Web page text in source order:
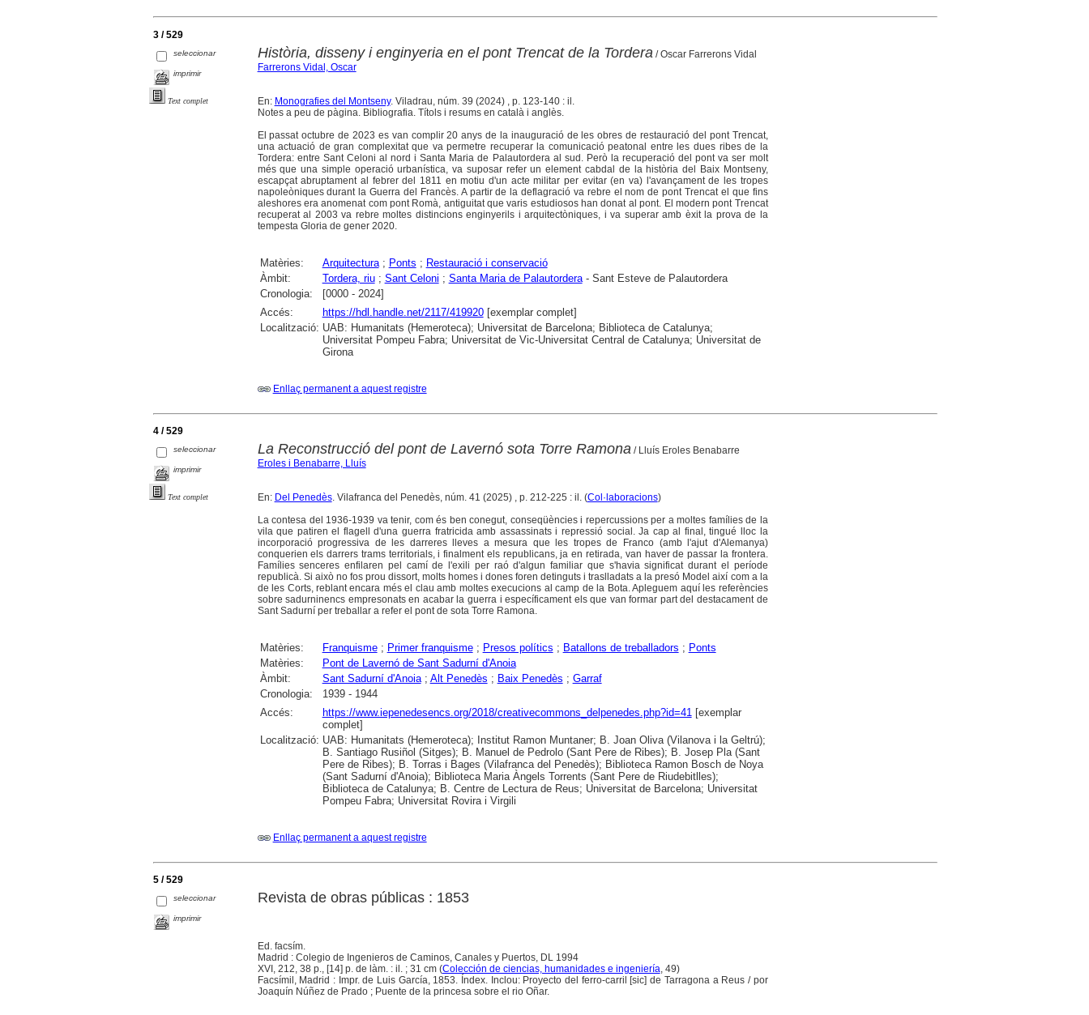
3 / 529
seleccionar
imprimir
Text complet
Història, disseny i enginyeria en el pont Trencat de la Tordera/ Oscar Farrerons Vidal
Farrerons Vidal, Oscar
En: Monografies del Montseny. Viladrau, núm. 39 (2024) , p. 123-140 : il.
Notes a peu de pàgina. Bibliografia. Títols i resums en català i anglès.
El passat octubre de 2023 es van complir 20 anys de la inauguració de les obres de restauració del pont Trencat,
una actuació de gran complexitat que va permetre recuperar la comunicació peatonal entre les dues ribes de la
Tordera: entre Sant Celoni al nord i Santa Maria de Palautordera al sud. Però la recuperació del pont va ser molt
més que una simple operació urbanística, va suposar refer un element cabdal de la història del Baix Montseny,
escapçat abruptament al febrer del 1811 en motiu d'un acte militar per evitar (en va) l'avançament de les tropes
napoleòniques durant la Guerra del Francès. A partir de la deflagració va rebre el nom de pont Trencat el que fins
aleshores era anomenat com pont Romà, antiguitat que varis estudiosos han donat al pont. El modern pont Trencat
recuperat al 2003 va rebre moltes distincions enginyerils i arquitectòniques, i va superar amb èxit la prova de la
tempesta Gloria de gener 2020.
Matèries: Arquitectura; Ponts ; Restauració i conservació
Àmbit:
Tordera, riu; Sant Celoni ; Santa Maria de Palautordera- Sant Esteve de Palautordera
Cronologia:
[0000 - 2024]
Accés:
https://hdl.handle.net/2117/419920[exemplar complet]
Localització: UAB: Humanitats (Hemeroteca); Universitat de Barcelona; Biblioteca de Catalunya;
Universitat Pompeu Fabra; Universitat de Vic-Universitat Central de Catalunya; Universitat de
Girona
Enllaç permanent a aquest registre
4 / 529
seleccionar
imprimir
Text complet
La Reconstrucció del pont de Lavernó sota Torre Ramona/ Lluís Eroles Benabarre
Eroles i Benabarre, Lluís
En: Del Penedès. Vilafranca del Penedès, núm. 41 (2025) , p. 212-225 : il. (Col·laboracions)
La contesa del 1936-1939 va tenir, com és ben conegut, conseqüències i repercussions per a moltes famílies de la
vila que patiren el flagell d'una guerra fratricida amb assassinats i repressió social. Ja cap al final, tingué lloc la
incorporació progressiva de les darreres lleves a mesura que les tropes de Franco (amb l'ajut d'Alemanya)
conquerien els darrers trams territorials, i finalment els republicans, ja en retirada, van haver de passar la frontera.
Famílies senceres enfilaren pel camí de l'exili per raó d'algun familiar que s'havia significat durant el període
republicà. Si això no fos prou dissort, molts homes i dones foren detinguts i traslladats a la presó Model així com a la
de les Corts, reblant encara més el clau amb moltes execucions al camp de la Bota. Apleguem aquí les referències
sobre sadurninencs empresonats en acabar la guerra i específicament els que van formar part del destacament de
Sant Sadurní per treballar a refer el pont de sota Torre Ramona.
Matèries: Franquisme; Primer franquisme; Presos polítics ; Batallons de treballadors ; Ponts
Matèries:
Pont de Lavernó de Sant Sadurní d'Anoia
Àmbit:
Sant Sadurní d'Anoia; Alt Penedès ; Baix Penedès ; Garraf
Cronologia:
1939 - 1944
Accés:
https://www.iepenedesencs.org/2018/creativecommons_delpenedes.php?id=41[exemplar
complet]
Localització: UAB: Humanitats (Hemeroteca); Institut Ramon Muntaner; B. Joan Oliva (Vilanova i la Geltrú);
B. Santiago Rusiñol (Sitges); B. Manuel de Pedrolo (Sant Pere de Ribes); B. Josep Pla (Sant
Pere de Ribes); B. Torras i Bages (Vilafranca del Penedès); Biblioteca Ramon Bosch de Noya
(Sant Sadurní d'Anoia); Biblioteca Maria Àngels Torrents (Sant Pere de Riudebitlles);
Biblioteca de Catalunya; B. Centre de Lectura de Reus; Universitat de Barcelona; Universitat
Pompeu Fabra; Universitat Rovira i Virgili
Enllaç permanent a aquest registre
5 / 529
seleccionar
imprimir
Revista de obras públicas : 1853
Ed. facsím.
Madrid : Colegio de Ingenieros de Caminos, Canales y Puertos, DL 1994
XVI, 212, 38 p., [14] p. de làm. : il. ; 31 cm (Colección de ciencias, humanidades e ingeniería, 49)
Facsímil, Madrid : Impr. de Luis García, 1853. Índex. Inclou: Proyecto del ferro-carril [sic] de Tarragona a Reus / por
Joaquín Núñez de Prado ; Puente de la princesa sobre el rio Oñar.